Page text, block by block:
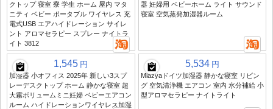
クトップ 寝室 寮 学生 ホーム 屋内 マタ
ニティ ベビー ポータブル ワイヤレス 充
電式USB エアハイドレーション サイレ
ント アロマセラピー スプレー ナイトラ
イト 3812
器 妊婦用 ベビーホーム ライト サウンド
寝室 空気蒸発加湿器ルーム
1,545 円
加湿器 小オフィス 2025年 新しい3スプ
レーデスクトップ ホーム 静かな寝室 超
大霧ボリュームミニ妊婦 ベビーエアコン
ルーム ハイドレーションワイヤレス加湿
5,534 円
Miazyaドイツ加湿器 静かな寝室 リビン
グ 空気清浄機 エアコン 室内 水分補給 小
型アロマセラピー ナイトライト